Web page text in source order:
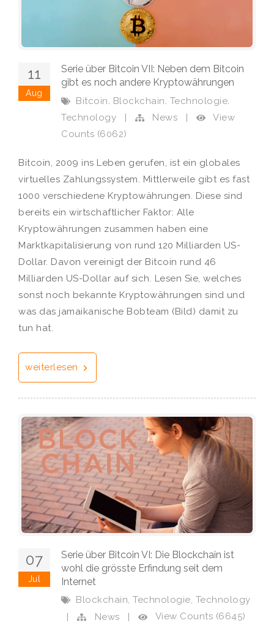
11
Aug
Serie über Bitcoin VII: Neben dem Bitcoin
gibt es noch andere Kryptowährungen
Bitcoin, Blockchain, Technologie,
Technology
News
View
Counts (6062)
Bitcoin, 2009 ins Leben gerufen, ist ein globales
virtuelles Zahlungssystem. Mittlerweile gibt es fast
1000 verschiedene Kryptowährungen. Diese sind
bereits ein wirtschaftlicher Faktor: Alle
Kryptowährungen zusammen haben eine
Marktkapitalisierung von rund 120 Milliarden US-
Dollar. Davon vereinigt der Bitcoin rund 46
Milliarden US-Dollar auf sich. Lesen Sie, welches
sonst noch bekannte Kryptowährungen sind und
was das jamaikanische Bobteam (Bild) damit zu
tun hat.
weiterlesen
07
Jul
Serie über Bitcoin VI: Die Blockchain ist
wohl die grösste Erfindung seit dem
Internet
Blockchain, Technologie, Technology
|
News | View Counts (6645)